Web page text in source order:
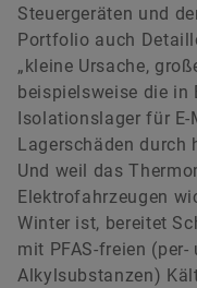
Steuergeräten und
Portfolio auch
„kleine Ursache,
beispielsweise die in
Isolationslager für
Lagerschäden durch
Und weil das
Elektrofahrzeugen
Winter ist, bereitet
mit PFAS-freien
Alkylsubstanzen)